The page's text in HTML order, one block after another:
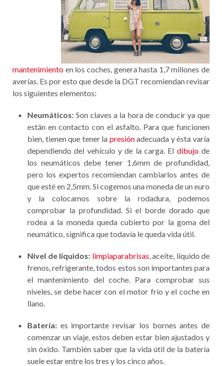
mantenimiento en los coches, genera hasta 1,7 millones de
averías. Es por esto que desde la DGT recomiendan revisar
los siguientes elementos:
Neumáticos:Son claves a la hora de conducir ya que
están en contacto con el asfalto. Para que funcionen
bien, tienen que tener la presiónadecuada y ésta varía
dependiendo del vehículo y de la carga. El dibujode
los neumáticos debe tener 1,6mm de profundidad,
pero los expertos recomiendan cambiarlos antes de
que esté en 2,5mm. Si cogemos una moneda de un euro
y la colocamos sobre la rodadura, podemos
comprobar la profundidad. Si el borde dorado que
rodea a la moneda queda cubierto por la goma del
neumático, significa que todavía le queda vida útil.
Nivel de líquidos: limpiaparabrisas, aceite, líquido de
frenos, refrigerante, todos estos son importantes para
el mantenimiento del coche. Para comprobar sus
niveles, se debe hacer con el motor frío y el coche en
llano.
Batería: es importante revisar los bornes antes de
comenzar un viaje, estos deben estar bien ajustados y
sin óxido. También saber que la vida útil de la batería
suele estar entre los tres y los cinco años.